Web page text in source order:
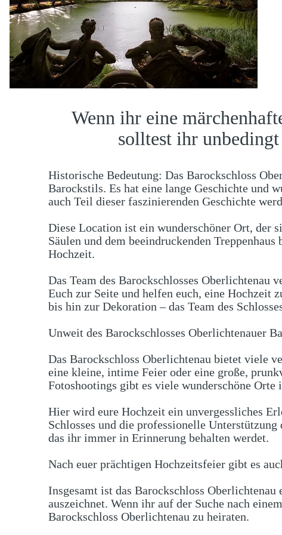
Wenn ihr eine
solltest ihr
Historische Bedeutung: Das Barockschloss
Barockstils. Es hat eine lange Geschichte und
auch Teil dieser faszinierenden Geschichte
Diese Location ist ein wunderschöner Ort, der
Säulen und dem beeindruckenden
Hochzeit.
Das Team des Barockschlosses
Euch zur Seite und helfen euch, eine Hochzeit
bis hin zur Dekoration – das Team des
Unweit des Barockschlosses Oberlichtenauer
Das Barockschloss Oberlichtenau bietet viele
eine kleine, intime Feier oder eine große,
Fotoshootings gibt es viele wunderschöne Orte
Hier wird eure Hochzeit ein unvergessliches
Schlosses und die professionelle
das ihr immer in Erinnerung behalten werdet.
Nach euer prächtigen Hochzeitsfeier gibt es
Insgesamt ist das Barockschloss
auszeichnet. Wenn ihr auf der Suche nach
Barockschloss Oberlichtenau zu heiraten.